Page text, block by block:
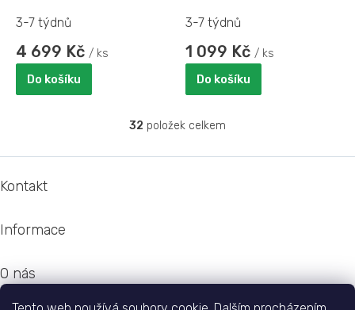
3-7 týdnů
4 699 Kč / ks
Do košíku
3-7 týdnů
1 099 Kč / ks
Do košíku
O
l
v
32 položek celkem
á
t
Kontakt
Informace
O nás